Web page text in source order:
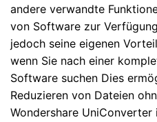
andere verwandte
von Software zur
jedoch seine eigenen
wenn Sie nach einer
Software suchen Dies
Reduzieren von Dateien
Wondershare UniConverter